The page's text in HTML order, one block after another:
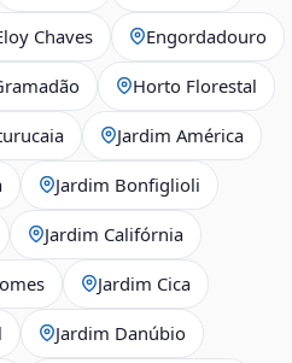
Chaves Engordadouro
Horto Florestal
Jardim América
Jardim Bonfiglioli
Jardim Califórnia
Jardim Cica
Jardim Danúbio